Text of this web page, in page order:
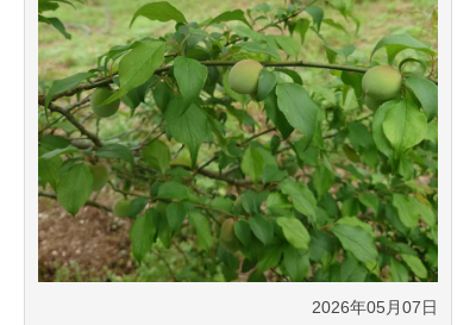
2026年05月07日